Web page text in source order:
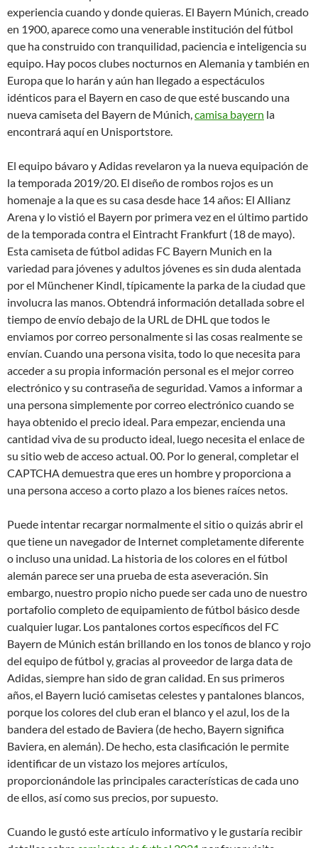
experiencia cuando y donde quieras. El Bayern Múnich, creado
en 1900, aparece como una venerable institución del fútbol
que ha construido con tranquilidad, paciencia e inteligencia su
equipo. Hay pocos clubes nocturnos en Alemania y también en
Europa que lo harán y aún han llegado a espectáculos
idénticos para el Bayern en caso de que esté buscando una
nueva camiseta del Bayern de Múnich,camisa bayern la
encontrará aquí en Unisportstore.
El equipo bávaro y Adidas revelaron ya la nueva equipación de
la temporada 2019/20. El diseño de rombos rojos es un
homenaje a la que es su casa desde hace 14 años: El Allianz
Arena y lo vistió el Bayern por primera vez en el último partido
de la temporada contra el Eintracht Frankfurt (18 de mayo).
Esta camiseta de fútbol adidas FC Bayern Munich en la
variedad para jóvenes y adultos jóvenes es sin duda alentada
por el Münchener Kindl, típicamente la parka de la ciudad que
involucra las manos. Obtendrá información detallada sobre el
tiempo de envío debajo de la URL de DHL que todos le
enviamos por correo personalmente si las cosas realmente se
envían. Cuando una persona visita, todo lo que necesita para
acceder a su propia información personal es el mejor correo
electrónico y su contraseña de seguridad. Vamos a informar a
una persona simplemente por correo electrónico cuando se
haya obtenido el precio ideal. Para empezar, encienda una
cantidad viva de su producto ideal, luego necesita el enlace de
su sitio web de acceso actual. 00. Por lo general, completar el
CAPTCHA demuestra que eres un hombre y proporciona a
una persona acceso a corto plazo a los bienes raíces netos.
Puede intentar recargar normalmente el sitio o quizás abrir el
que tiene un navegador de Internet completamente diferente
o incluso una unidad. La historia de los colores en el fútbol
alemán parece ser una prueba de esta aseveración. Sin
embargo, nuestro propio nicho puede ser cada uno de nuestro
portafolio completo de equipamiento de fútbol básico desde
cualquier lugar. Los pantalones cortos específicos del FC
Bayern de Múnich están brillando en los tonos de blanco y rojo
del equipo de fútbol y, gracias al proveedor de larga data de
Adidas, siempre han sido de gran calidad. En sus primeros
años, el Bayern lució camisetas celestes y pantalones blancos,
porque los colores del club eran el blanco y el azul, los de la
bandera del estado de Baviera (de hecho, Bayern significa
Baviera, en alemán). De hecho, esta clasificación le permite
identificar de un vistazo los mejores artículos,
proporcionándole las principales características de cada uno
de ellos, así como sus precios, por supuesto.
Cuando le gustó este artículo informativo y le gustaría recibir